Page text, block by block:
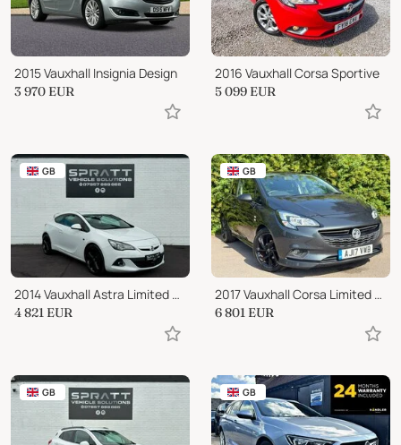
2015 Vauxhall Insignia Design
3 970 EUR
2016 Vauxhall Corsa Sportive
5 099 EUR
GB
2014 Vauxhall Astra Limited Edition
4 821 EUR
GB
2017 Vauxhall Corsa Limited Edition
6 801 EUR
GB GB